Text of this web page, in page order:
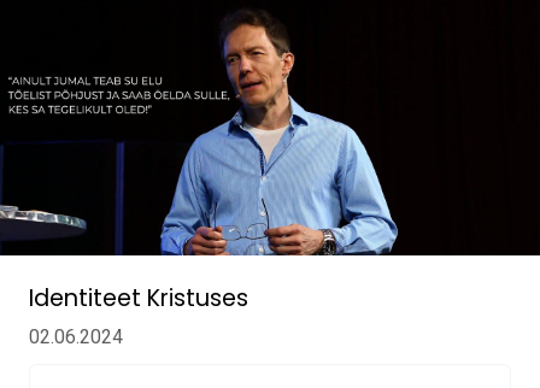
Identiteet Kristuses
02.06.2024